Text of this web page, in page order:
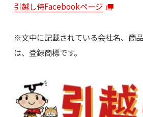
引越し侍Facebookページ
※文中に記載されている会社名、商
は、登録商標です。